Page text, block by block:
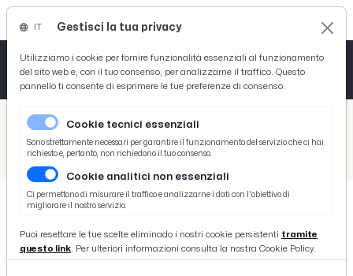
/ Picenotime
/ Atletico Ascoli
Atletico Ascoli: “La sintonia con il ds Marzetti e mister Seccardini elemento centrale del nostro progetto sportivo”
Atletico Ascoli: “La sintonia con il
Gestisci la tua privacy
Utilizziamo i cookie per fornire funzionalità essenziali al funzionamento
del sito web e, con il tuo consenso, per analizzarne il traffico. Questo
pannello ti consente di esprimere le tue preferenze di consenso.
Cookie tecnici essenziali
Sono strettamente necessari per garantire il funzionamento del servizio che ci hai
richiesto e, pertanto, non richiedono il tuo consenso.
Cookie analitici non essenziali
Ci permettono di misurare il traffico e analizzarne i dati con l'obiettivo di
migliorare il nostro servizio.
Puoi resettare le tue scelte eliminado i nostri cookie persistenti tramite
questo link. Per ulteriori informazioni consulta la nostra Cookie Policy.
Tutto News
Tutto Sport
Basket
Ciclismo
Tutto Curiosità